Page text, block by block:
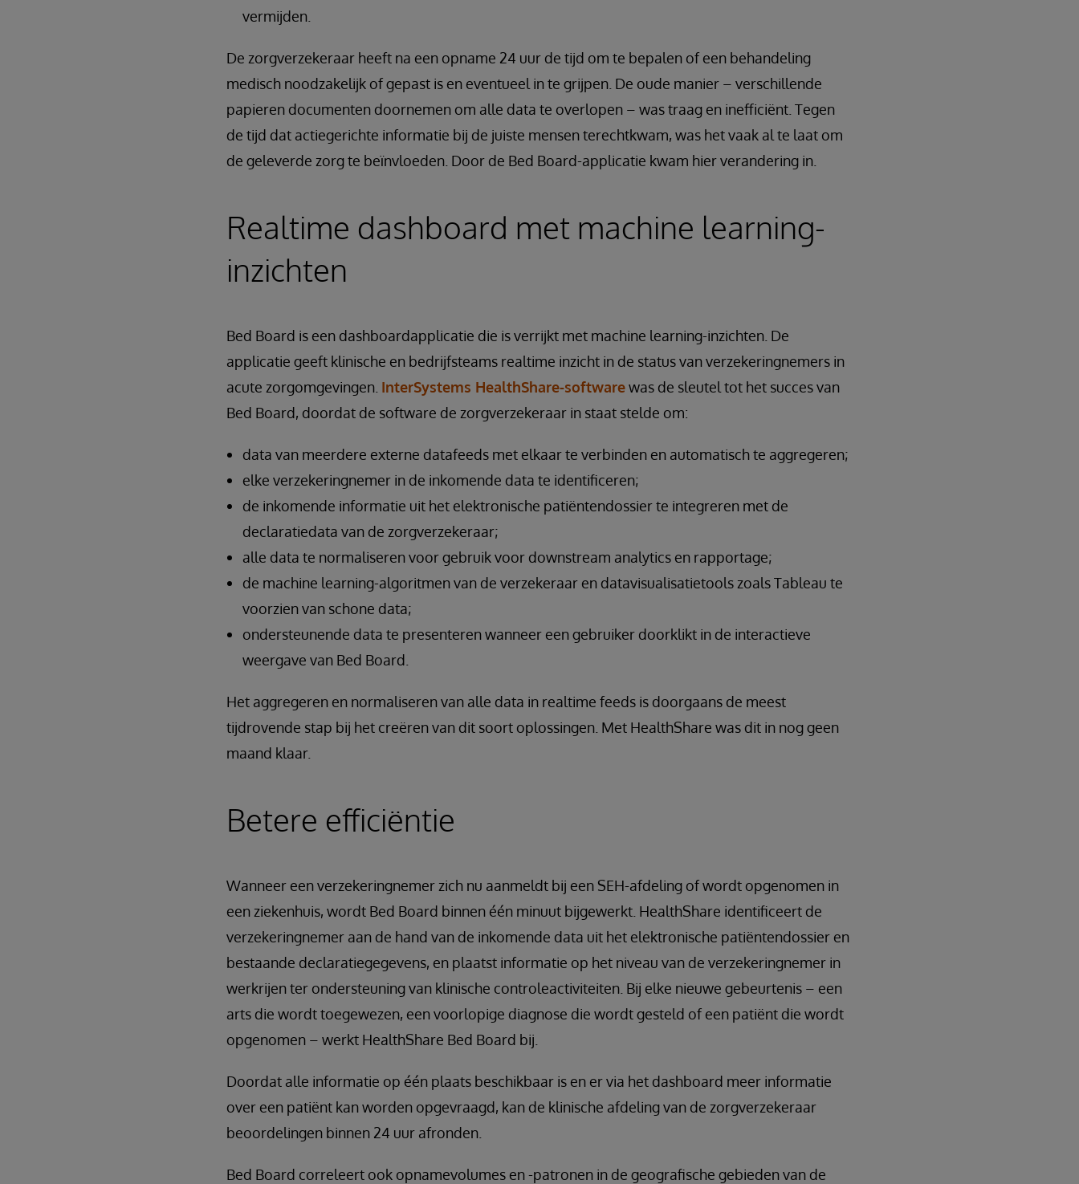
vermijden.
De zorgverzekeraar heeft na een opname 24 uur de tijd om te bepalen of een behandeling
medisch noodzakelijk of gepast is en eventueel in te grijpen. De oude manier – verschillende
papieren documenten doornemen om alle data te overlopen – was traag en inefficiënt. Tegen
de tijd dat actiegerichte informatie bij de juiste mensen terechtkwam, was het vaak al te laat om
de geleverde zorg te beïnvloeden. Door de Bed Board-applicatie kwam hier verandering in.
Realtime dashboard met machine learning-
inzichten
Bed Board is een dashboardapplicatie die is verrijkt met machine learning-inzichten. De
applicatie geeft klinische en bedrijfsteams realtime inzicht in de status van verzekeringnemers in
acute zorgomgevingen. InterSystems HealthShare-softwarewas de sleutel tot het succes van
Bed Board, doordat de software de zorgverzekeraar in staat stelde om:
data van meerdere externe datafeeds met elkaar te verbinden en automatisch te aggregeren;
elke verzekeringnemer in de inkomende data te identificeren;
de inkomende informatie uit het elektronische patiëntendossier te integreren met de
declaratiedata van de zorgverzekeraar;
alle data te normaliseren voor gebruik voor downstream analytics en rapportage;
de machine learning-algoritmen van de verzekeraar en datavisualisatietools zoals Tableau te
voorzien van schone data;
ondersteunende data te presenteren wanneer een gebruiker doorklikt in de interactieve
weergave van Bed Board.
Het aggregeren en normaliseren van alle data in realtime feeds is doorgaans de meest
tijdrovende stap bij het creëren van dit soort oplossingen. Met HealthShare was dit in nog geen
maand klaar.
Betere efficiëntie
Wanneer een verzekeringnemer zich nu aanmeldt bij een SEH-afdeling of wordt opgenomen in
een ziekenhuis, wordt Bed Board binnen één minuut bijgewerkt. HealthShare identificeert de
verzekeringnemer aan de hand van de inkomende data uit het elektronische patiëntendossier en
bestaande declaratiegegevens, en plaatst informatie op het niveau van de verzekeringnemer in
werkrijen ter ondersteuning van klinische controleactiviteiten. Bij elke nieuwe gebeurtenis – een
arts die wordt toegewezen, een voorlopige diagnose die wordt gesteld of een patiënt die wordt
opgenomen – werkt HealthShare Bed Board bij.
Doordat alle informatie op één plaats beschikbaar is en er via het dashboard meer informatie
over een patiënt kan worden opgevraagd, kan de klinische afdeling van de zorgverzekeraar
beoordelingen binnen 24 uur afronden.
Bed Board correleert ook opnamevolumes en -patronen in de geografische gebieden van de